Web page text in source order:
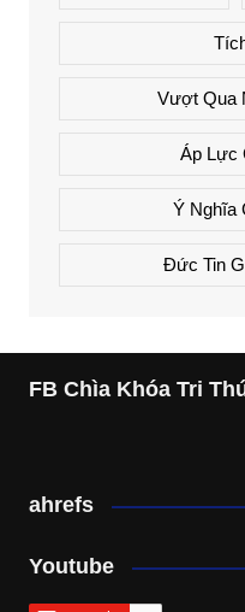
Vượt Qua
Áp Lực
Ý Nghĩa
Đức Tin
FB Chìa Khóa Tri
ahrefs
Youtube